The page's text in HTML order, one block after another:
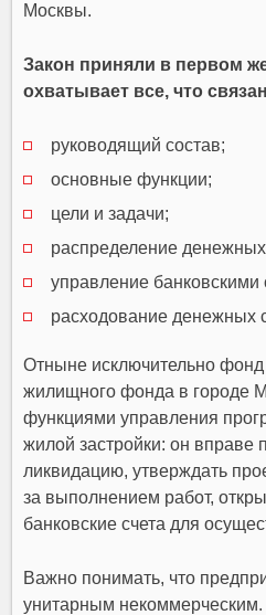
Москвы.
Закон приняли в первом
охватывает все, что
руководящий состав;
основные функции;
цели и задачи;
распределение денежных
управление банковскими
расходование денежных
Отныне исключительно
жилищного фонда в городе
функциями управления
жилой застройки: он вправе
ликвидацию, утверждать
за выполнением работ,
банковские счета для
Важно понимать, что
унитарным